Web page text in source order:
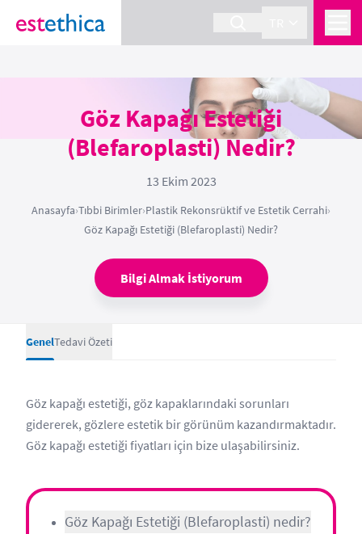
Göz Kapağı Estetiği
(Blefaroplasti) Nedir?
13 Ekim 2023
Anasayfa›Tıbbi Birimler›Plastik Rekonsrüktif ve Estetik Cerrahi›
Göz Kapağı Estetiği (Blefaroplasti) Nedir?
Bilgi Almak İstiyorum
GenelTedavi Özeti
Göz kapağı estetiği, göz kapaklarındaki sorunları
gidererek, gözlere estetik bir görünüm kazandırmaktadır.
Göz kapağı estetiği fiyatları için bize ulaşabilirsiniz.
Göz Kapağı Estetiği (Blefaroplasti) nedir?